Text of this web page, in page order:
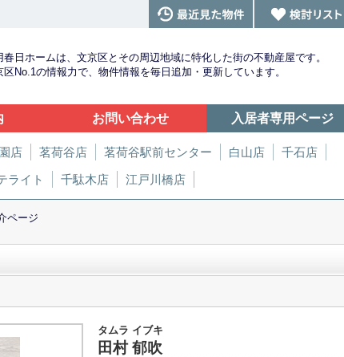
春日ホームは、文京区とその周辺地域に特化した街の不動産屋です。
区No.1の情報力で、物件情報を毎日追加・更新しています。
お問い合わせ 入居者専用ページ
店 茗荷谷店 茗荷谷駅前センター 白山店
千石店
ライト 千駄木店 江戸川橋店
ページ
タムラ イブキ
田村 郁吹